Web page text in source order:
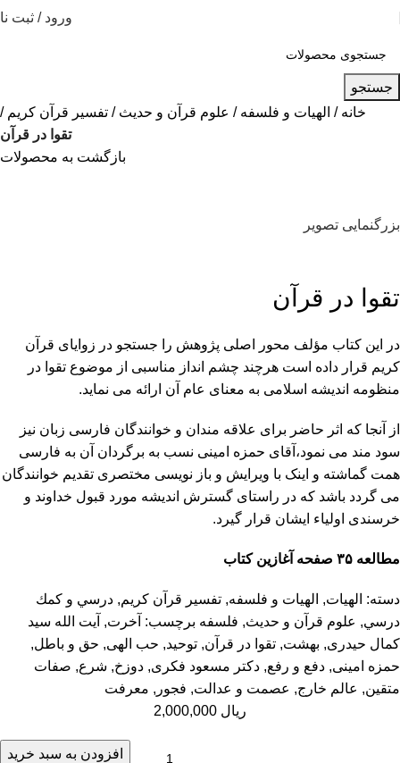
ورود / ثبت
جستجو
خانه
الهیات و فلسفه علوم قرآن و حدیث
تفسیر قرآن کریم
تقوا در قرآن
بازگشت به محصولات
بزرگنمایی تصویر
تقوا در قرآن
در این کتاب مؤلف محور اصلی پژوهش را جستجو در زوایای قرآن
کریم قرار داده است هرچند چشم انداز مناسبی از موضوع تقوا در
منظومه اندیشه اسلامی به معنای عام آن ارائه می نماید.
از آنجا که اثر حاضر برای علاقه مندان و خوانندگان فارسی زبان نیز
سود مند می نمود،آقای حمزه امینی نسب به برگردان آن به فارسی
همت گماشته و اینک با ویرایش و باز نویسی مختصری تقدیم خوانندگان
می گردد باشد که در راستای گسترش اندیشه مورد قبول خداوند و
خرسندی اولیاء ایشان قرار گیرد.
مطالعه ۳۵ صفحه آغازین کتاب
دسته: الهيات, الهیات و فلسفه, تفسیر قرآن کریم, درسي و كمك
درسي, علوم قرآن و حدیث, فلسفه برچسب: آخرت, آیت الله سید
کمال حیدری, بهشت, تقوا در قرآن, توحید, حب الهی, حق و باطل,
حمزه امینی, دفع و رفع, دکتر مسعود فکری, دوزخ, شرع, صفات
متقین, عالم خارج, عصمت و عدالت, فجور , معرفت
ریال
افزودن به سبد خرید